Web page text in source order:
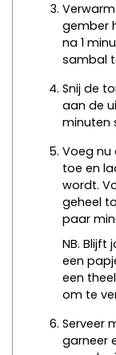
gember
na 1
sambal
Snij de
aan de
minuten
Voeg nu
toe en
wordt.
geheel
paar
NB. Blijft
een
een
om te
Serveer
garneer